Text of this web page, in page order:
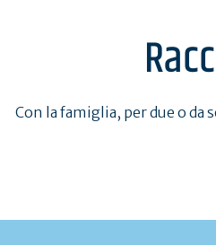
Con la famiglia, per due o